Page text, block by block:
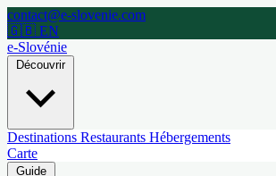
contact@e-slovenie.com
🇬🇧 EN
e-Slovénie
Découvrir
Destinations Restaurants Hébergements
Carte